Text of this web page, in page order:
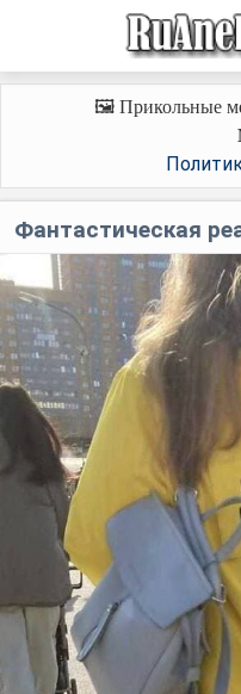
🖼️ Прикольные
Фантастическая